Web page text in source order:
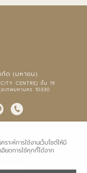
กัด (มหาชน)
CENTRE) ชั้น 19
ทพมหานคร 10330
าะห์การใช้งานเว็บไซต์ให้มี
ยดการใช้คุกกี้ได้จาก